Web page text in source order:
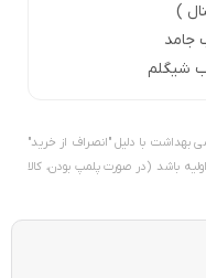
)
جامد
شیگلم
بهداشت با دلیل "انصراف از خرید"
باشد (در صورت پلمپ بودن، کالا